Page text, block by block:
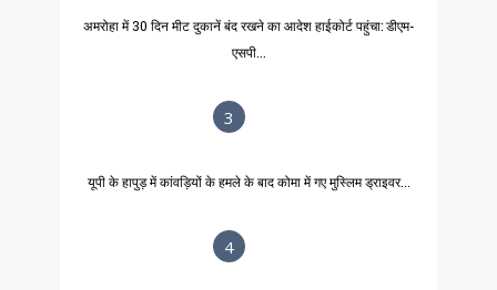
अमरोहा में 30 दिन मीट दुकानें बंद रखने का आदेश हाईकोर्ट पहुंचा: डीएम-
एसपी...
3
यूपी के हापुड़ में कांवड़ियों के हमले के बाद कोमा में गए मुस्लिम ड्राइवर...
4